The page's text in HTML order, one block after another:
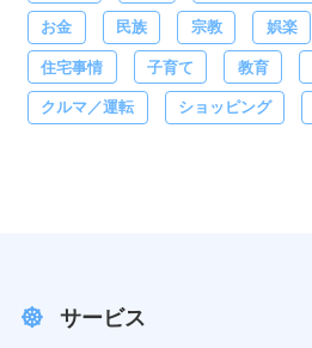
お金 民族 宗教 娯楽
住宅事情 子育て 教育
クルマ／運転 ショッピング
サービス